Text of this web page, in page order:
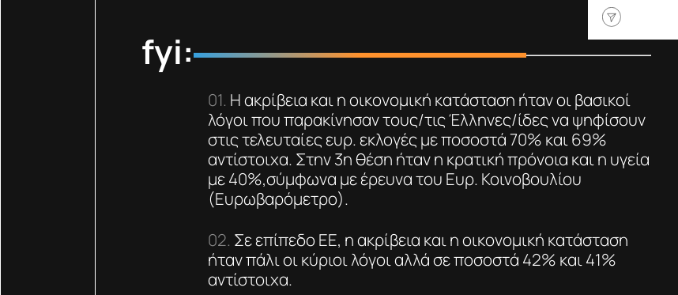
fyi:
Η ακρίβεια και η οικονομική κατάσταση ήταν οι βασικοί
λόγοι που παρακίνησαν τους/τις Έλληνες/ίδες να ψηφίσουν
στις τελευταίες ευρ. εκλογές με ποσοστά 70% και 69%
αντίστοιχα. Στην 3η θέση ήταν η κρατική πρόνοια και η υγεία
με 40%,σύμφωνα με έρευνα του Ευρ. Κοινοβουλίου
(Ευρωβαρόμετρο).
Σε επίπεδο ΕΕ, η ακρίβεια και η οικονομική κατάσταση
ήταν πάλι οι κύριοι λόγοι αλλά σε ποσοστά 42% και 41%
αντίστοιχα.